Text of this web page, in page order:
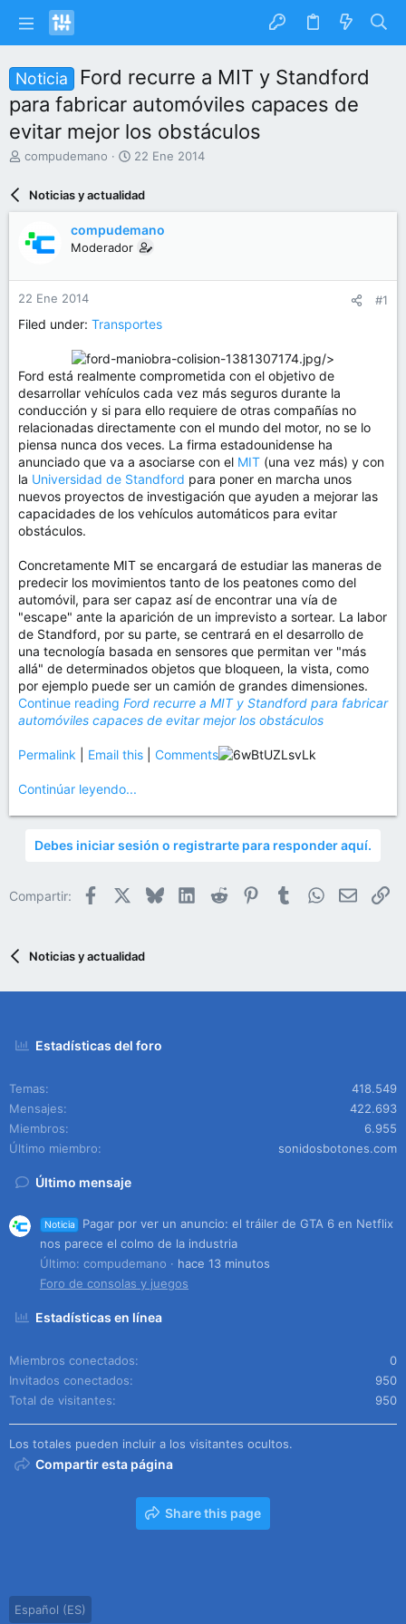
Noticia
Ford recurre a MIT y Standford
para fabricar automóviles capaces de
evitar mejor los obstáculos
I
a
r
d
e
m
a
compudemano
F
h
d
e
n
22 Ene 2014
Noticias y actualidad
compudemano
Moderador
22 Ene 2014 #1
Filed under: Transportes
/>​
Ford está realmente comprometida con el objetivo de
desarrollar vehículos cada vez más seguros durante la
conducción y si para ello requiere de otras compañías no
relacionadas directamente con el mundo del motor, no se lo
piensa nunca dos veces. La firma estadounidense ha
anunciado que va a asociarse con el MIT (una vez más) y con
la Universidad de Standford para poner en marcha unos
nuevos proyectos de investigación que ayuden a mejorar las
capacidades de los vehículos automáticos para evitar
obstáculos.
Concretamente MIT se encargará de estudiar las maneras de
predecir los movimientos tanto de los peatones como del
automóvil, para ser capaz así de encontrar una vía de
"escape" ante la aparición de un imprevisto a sortear. La labor
de Standford, por su parte, se centrará en el desarrollo de
una tecnología basada en sensores que permitan ver "más
allá" de determinados objetos que bloqueen, la vista, como
por ejemplo puede ser un camión de grandes dimensiones.
Continue reading Ford recurre a MIT y Standford para fabricar
automóviles capaces de evitar mejor los obstáculos
Permalink Email this Comments
Continúar leyendo...
Debes iniciar sesión o registrarte para responder aquí.
Compartir: Facebook BlueskyLinkedIn
Reddit PinterestTumblrWhatsApp
Email
Noticias y actualidad
Estadísticas del foro
Temas
418.549
Mensajes
422.693
Miembros
6.955
Último miembro
sonidosbotones.com
Último mensaje
Noticia
Pagar por ver un anuncio: el tráiler de GTA 6 en Netflix
nos parece el colmo de la industria
Último: compudemano
hace 13 minutos
Foro de consolas y juegos
Estadísticas en línea
Miembros conectados
0
Invitados conectados
950
Total de visitantes
950
Los totales pueden incluir a los visitantes ocultos.
Compartir esta página
Share this page
Español (ES)